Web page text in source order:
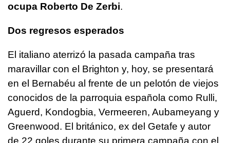
ocupa Roberto De Zerbi.
Dos regresos esperados
El italiano aterrizó la pasada campaña tras
maravillar con el Brighton y, hoy, se presentará
en el Bernabéu al frente de un pelotón de viejos
conocidos de la parroquia española como Rulli,
Aguerd, Kondogbia, Vermeeren, Aubameyang y
Greenwood. El británico, ex del Getafe y autor
de 22 goles durante su primera campaña con el